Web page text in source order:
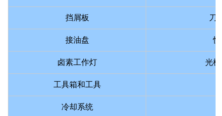
挡屑板 刀
接油盘
卤素工作灯 光
工具箱和工具
冷却系统